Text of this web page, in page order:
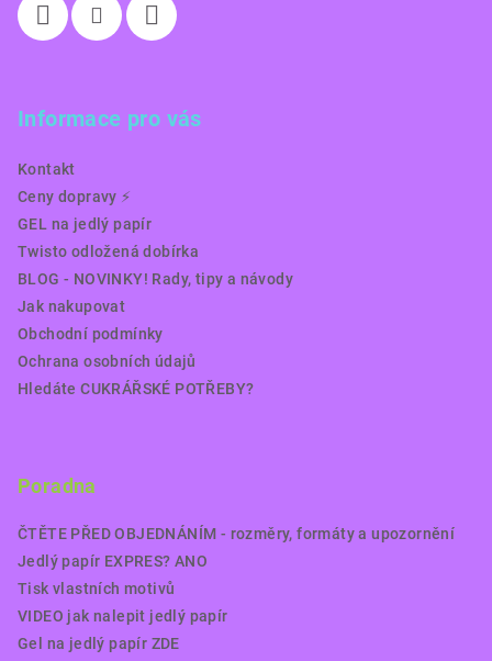
Informace pro vás
Kontakt
Ceny dopravy ⚡️
GEL na jedlý papír
Twisto odložená dobírka
BLOG - NOVINKY! Rady, tipy a návody
Jak nakupovat
Obchodní podmínky
Ochrana osobních údajů
Hledáte CUKRÁŘSKÉ POTŘEBY?
Poradna
ČTĚTE PŘED OBJEDNÁNÍM - rozměry, formáty a upozornění
Jedlý papír EXPRES? ANO
Tisk vlastních motivů
VIDEO jak nalepit jedlý papír
Gel na jedlý papír ZDE